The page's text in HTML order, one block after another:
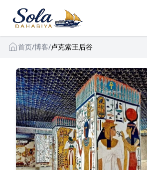
首页/博客/卢克索王后谷